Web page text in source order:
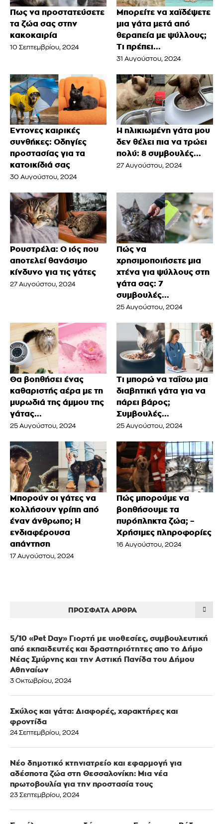
Πως να προστατεύσετε
τα ζώα σας στην
κακοκαιρία
10 Σεπτεμβρίου, 2024
Μπορείτε να χαϊδέψετε
μια γάτα μετά από
θεραπεία με ψύλλους;
Τι πρέπει...
31 Αυγούστου, 2024
Έντονες καιρικές
συνθήκες: Οδηγίες
προστασίας για τα
κατοικίδιά σας
30 Αυγούστου, 2024
Η ηλικιωμένη γάτα μου
δεν θέλει πια να τρώει
πολύ: 8 συμβουλές...
27 Αυγούστου, 2024
Ρουστρέλα: Ο ιός που
αποτελεί θανάσιμο
κίνδυνο για τις γάτες
27 Αυγούστου, 2024
Πώς να
χρησιμοποιήσετε μια
χτένα για ψύλλους στη
γάτα σας: 7
συμβουλές...
25 Αυγούστου, 2024
Θα βοηθήσει ένας
καθαριστής αέρα με τη
μυρωδιά της άμμου της
γάτας...
25 Αυγούστου, 2024
Τι μπορώ να ταΐσω μια
διαβητική γάτα για να
πάρει βάρος;
Συμβουλές...
25 Αυγούστου, 2024
Μπορούν οι γάτες να
κολλήσουν γρίπη από
έναν άνθρωπο; Η
ενδιαφέρουσα
απάντηση
17 Αυγούστου, 2024
Πώς μπορούμε να
βοηθήσουμε τα
πυρόπληκτα ζώα; –
Χρήσιμες πληροφορίες
16 Αυγούστου, 2024
ΠΡΌΣΦΑΤΑ ΆΡΘΡΑ
5/10 «Pet Day» Γιορτή με υιοθεσίες, συμβουλευτική
από εκπαιδευτές και δραστηριότητες απο το Δήμο
Νέας Σμύρνης και την Αστική Πανίδα του Δήμου
Αθηναίων
3 Οκτωβρίου, 2024
Σκύλος και γάτα: Διαφορές, χαρακτήρες και
φροντίδα
24 Σεπτεμβρίου, 2024
Νέο δημοτικό κτηνιατρείο και εφαρμογή για
αδέσποτα ζώα στη Θεσσαλονίκη: Μια νέα
πρωτοβουλία για την προστασία τους
23 Σεπτεμβρίου, 2024